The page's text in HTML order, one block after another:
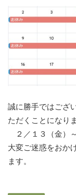
誠に勝手ではござ
ただくことになり
２／１３（金）
大変ご迷惑をおか
ます。